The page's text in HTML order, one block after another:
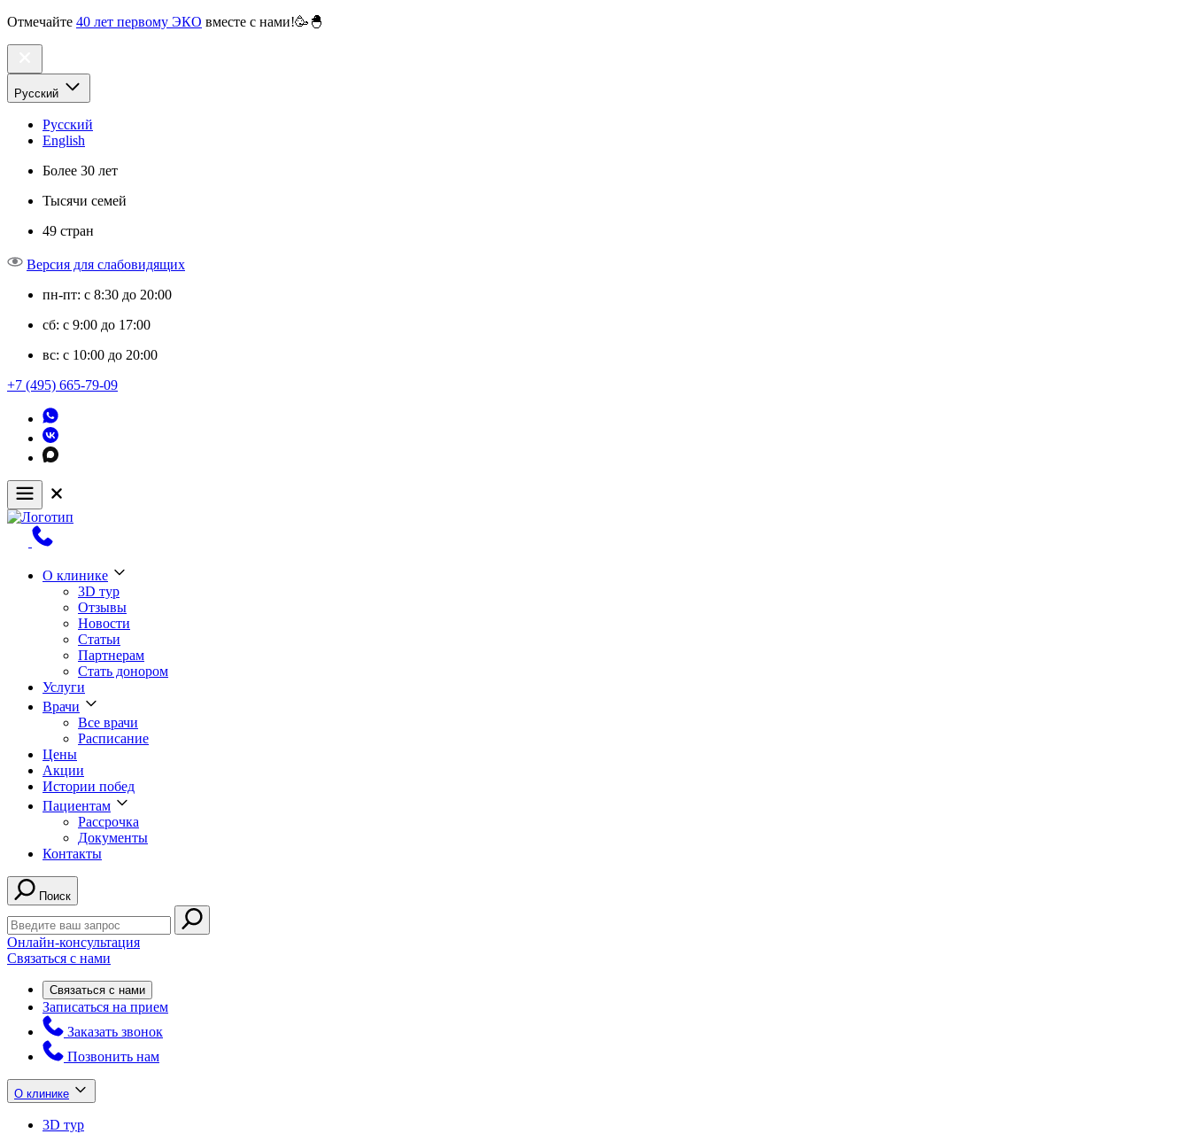
Отмечайте 40 лет первому ЭКО вместе с нами!🥳🐣
Русский
Русский
English
Более 30 лет
Тысячи семей
49 стран
Версия для слабовидящих
пн-пт: с 8:30 до 20:00
сб: с 9:00 до 17:00
вс: с 10:00 до 20:00
+7 (495) 665-79-09
О клинике
3D тур
Отзывы
Новости
Статьи
Партнерам
Стать донором
Услуги
Врачи
Все врачи
Расписание
Цены
Акции
Истории побед
Пациентам
Рассрочка
Документы
Контакты
Поиск
Онлайн-консультация
Связаться с нами
Связаться с нами
Записаться на прием
Заказать звонок
Позвонить нам
О клинике
3D тур